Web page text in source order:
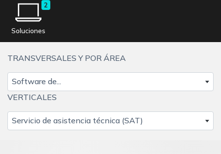
2
Soluciones
TRANSVERSALES Y POR ÁREA
Software de...
VERTICALES
Servicio de asistencia técnica (SAT)